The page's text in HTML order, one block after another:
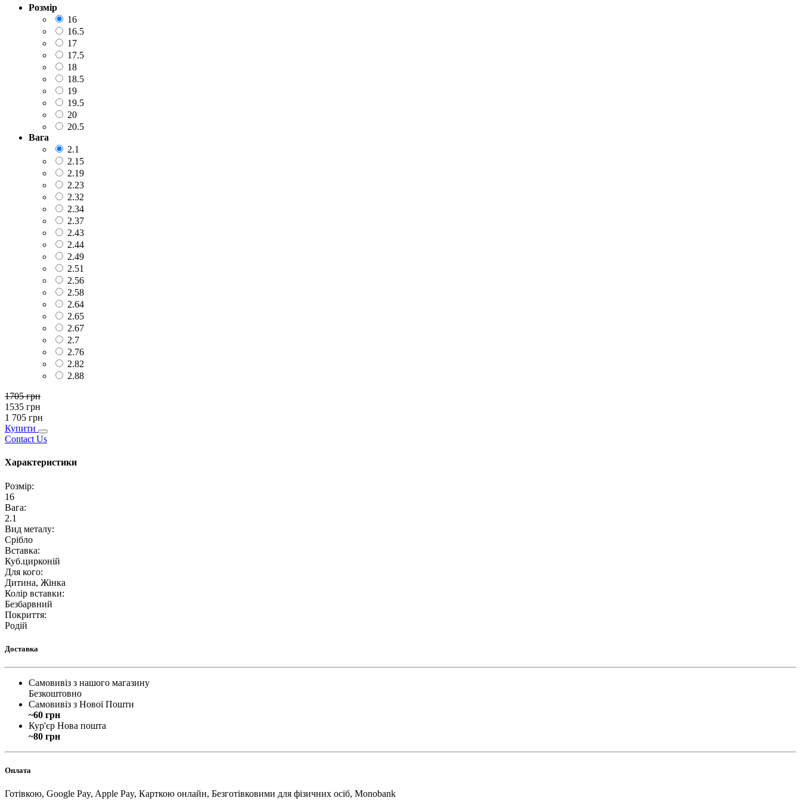
Розмір
16
16.5
17
17.5
18
18.5
19
19.5
20
20.5
Вага
2.1
2.15
2.19
2.23
2.32
2.34
2.37
2.43
2.44
2.49
2.51
2.56
2.58
2.64
2.65
2.67
2.7
2.76
2.82
2.88
1705грн
1535 грн
1 705 грн
Купити
Contact Us
Характеристики
Розмір:
16
Вага:
2.1
Вид металу:
Срібло
Вставка:
Куб.цирконій
Для кого:
Дитина, Жінка
Колір вставки:
Безбарвний
Покриття:
Родій
Доставка
Самовивіз з нашого магазину
Безкоштовно
Самовивіз з Нової Пошти
~60 грн
Кур'єр Нова пошта
~80 грн
Оплата
Готівкою, Google Pay, Apple Pay, Карткою онлайн, Безготівковими для фізичних осіб, Monobank